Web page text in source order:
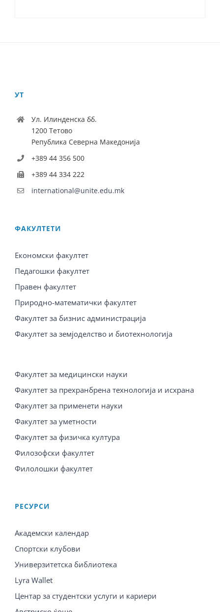
УТ
Ул. Илинденска бб.
1200 Тетово
Република Северна Македонија
+389 44 356 500
+389 44 334 222
international@unite.edu.mk
ФАКУЛТЕТИ
Економски факултет
Педагошки факултет
Правен факултет
Природно-математички факултет
Факултет за бизнис администрација
Факултет за земјоделство и биотехнологија
Факултет за медицински науки
Факултет за прехранбрена технологија и исхрана
Факултет за применети науки
Факултет за уметности
Факултет за физичка култура
Филозофски факултет
Филолошки факултет
PЕСУРСИ
Академски календар
Спортски клубови
Универзитетска библиотека
Lyra Wallet
Центар за студентски услуги и кариери